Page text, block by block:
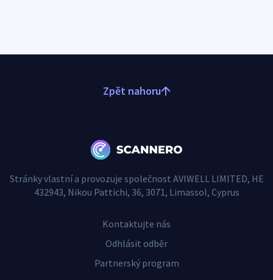
Zpět nahoru
Stránky vlastní a provozuje společnost AVIWELL LIMITED, HE
432943, Nikou Pattichi, 36, 3071, Limassol, Cyprus
Kontaktujte nás
Odhlásit odběr
Partnerský program